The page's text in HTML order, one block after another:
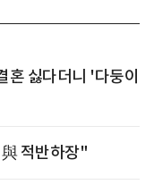
싫다더니 '다둥이
적반하장"